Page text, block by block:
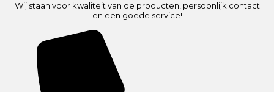
Wij staan voor kwaliteit van de producten, persoonlijk contact
en een goede service!